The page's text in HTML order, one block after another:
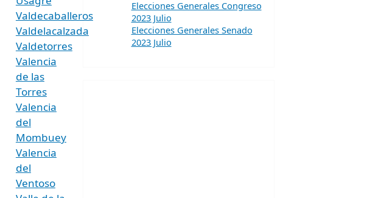
Valdecaballeros
Valdelacalzada
Valdetorres
Valencia
de las
Torres
Valencia
del
Mombuey
Valencia
del
Ventoso
Elecciones Generales Congreso
2023 Julio
Elecciones Generales Senado
2023 Julio